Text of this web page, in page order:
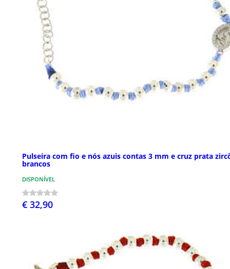
Pulseira com fio e nós azuis contas 3 mm e cruz prata
brancos
DISPONÍVEL
€ 32,90